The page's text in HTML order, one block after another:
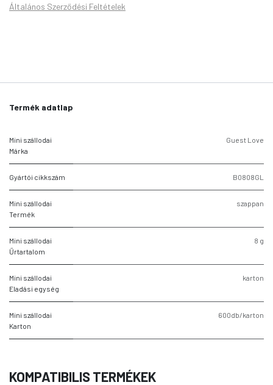
Általános Szerződési Feltételek
Termék adatlap
Mini szállodai
Márka
Guest Love
Gyártói cikkszám B0808GL
Mini szállodai
Termék
szappan
Mini szállodai
Űrtartalom
8 g
Mini szállodai
Eladási egység
karton
Mini szállodai
Karton
600db/karton
KOMPATIBILIS TERMÉKEK